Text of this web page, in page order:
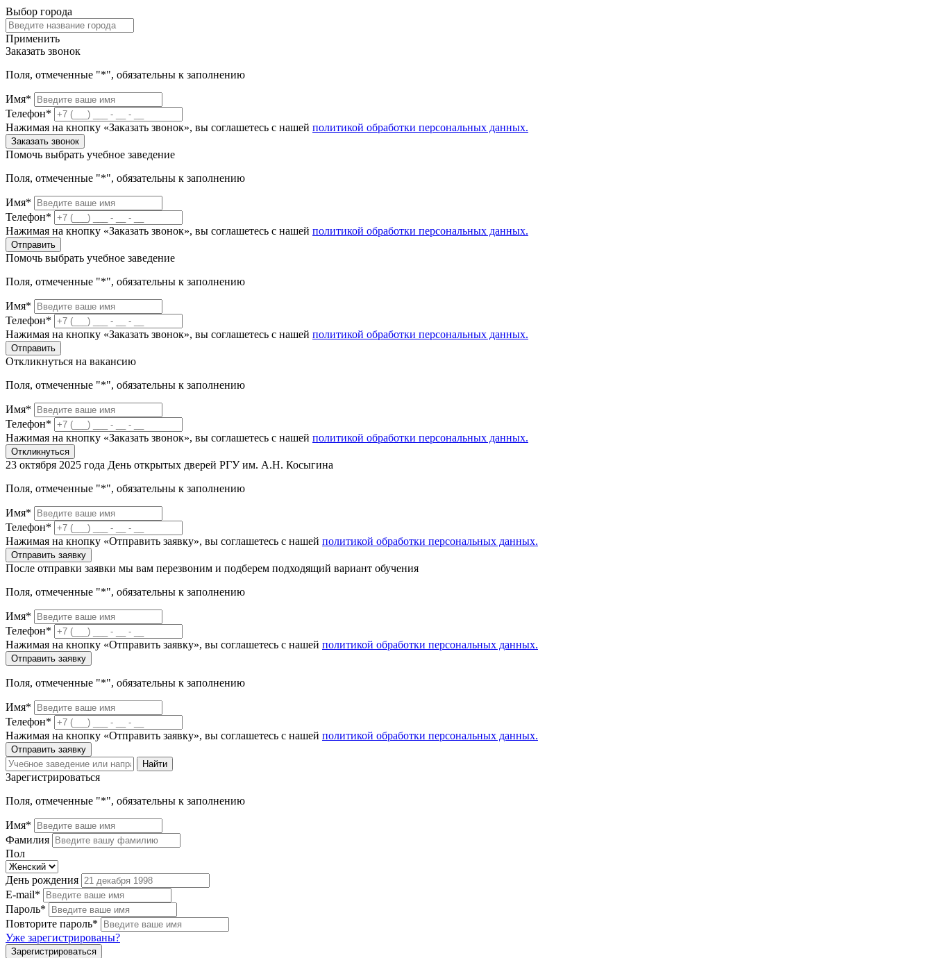
Выбор города
Применить
Заказать звонок
Поля, отмеченные "*", обязательны к заполнению
Имя*
Телефон*
Нажимая на кнопку «Заказать звонок», вы соглашетесь с нашей политикой обработки персональных данных.
Заказать звонок
Помочь выбрать учебное заведение
Поля, отмеченные "*", обязательны к заполнению
Имя*
Телефон*
Нажимая на кнопку «Заказать звонок», вы соглашетесь с нашей политикой обработки персональных данных.
Отправить
Помочь выбрать учебное заведение
Поля, отмеченные "*", обязательны к заполнению
Имя*
Телефон*
Нажимая на кнопку «Заказать звонок», вы соглашетесь с нашей политикой обработки персональных данных.
Отправить
Откликнуться на вакансию
Поля, отмеченные "*", обязательны к заполнению
Имя*
Телефон*
Нажимая на кнопку «Заказать звонок», вы соглашетесь с нашей политикой обработки персональных данных.
Откликнуться
23 октября 2025 года День открытых дверей РГУ им. А.Н. Косыгина
Поля, отмеченные "*", обязательны к заполнению
Имя*
Телефон*
Нажимая на кнопку «Отправить заявку», вы соглашетесь с нашей политикой обработки персональных данных.
Отправить заявку
После отправки заявки мы вам перезвоним и подберем подходящий вариант обучения
Поля, отмеченные "*", обязательны к заполнению
Имя*
Телефон*
Нажимая на кнопку «Отправить заявку», вы соглашетесь с нашей политикой обработки персональных данных.
Отправить заявку
Поля, отмеченные "*", обязательны к заполнению
Имя*
Телефон*
Нажимая на кнопку «Отправить заявку», вы соглашетесь с нашей политикой обработки персональных данных.
Отправить заявку
Найти
Зарегистрироваться
Поля, отмеченные "*", обязательны к заполнению
Имя*
Фамилия
Пол
День рождения
E-mail*
Пароль*
Повторите пароль*
Уже зарегистрированы?
Зарегистрироваться